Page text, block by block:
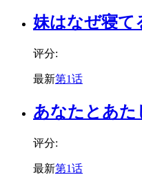
妹はなぜ寝て
评分:
最新第1话
あなたとあた
评分:
最新第1话